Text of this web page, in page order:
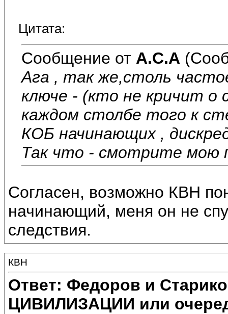
Цитата:
Сообщение от А.С.А
Ага , так же,столь
ключе - (кто не кричит о
каждом столбе того к
КОБ начинающих ,
Так что - смотрите мою
Согласен, возможно КВН
начинающий, меня он не
следствия.
КВН
Ответ: Федоров и
ЦИВИЛИЗАЦИИ или